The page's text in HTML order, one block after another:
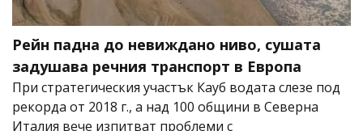
Рейн падна до невиждано ниво, сушата
задушава речния транспорт в Европа
При стратегическия участък Кауб водата слезе под
рекорда от 2018 г., а над 100 общини в Северна
Италия вече изпитват проблеми с